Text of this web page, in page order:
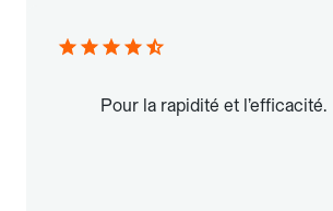
Pour la rapidité et l’efficacité.